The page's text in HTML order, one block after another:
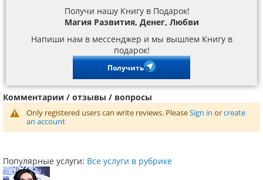
Получи нашу Книгу в Подарок!
Магия Развития, Денег, Любви
Напиши нам в мессенджер и мы вышлем Книгу в
подарок!
Получить
Комментарии / отзывы / вопросы
Only registered users can write reviews. PleaseSign in orcreate
an account
Популярные услуги: Все услуги в рубрике